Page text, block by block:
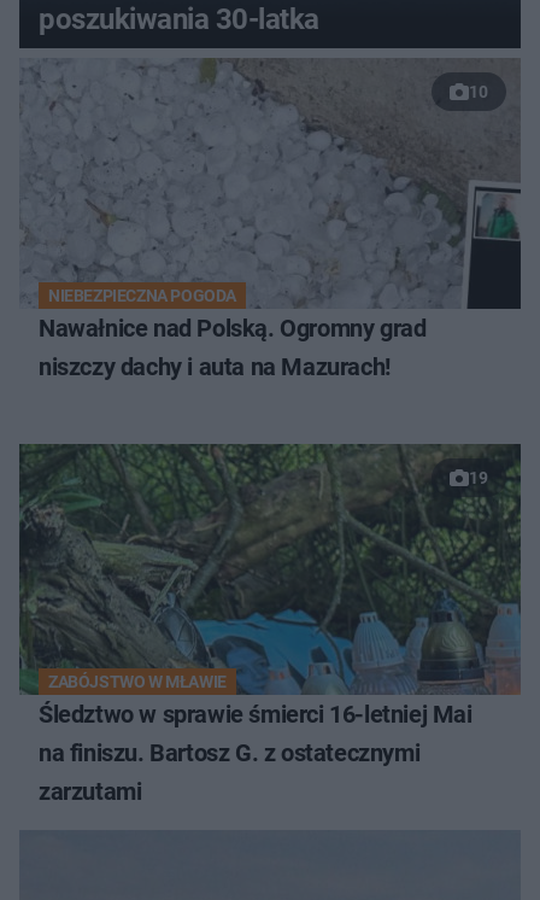
poszukiwania 30-latka
10
NIEBEZPIECZNA POGODA
Nawałnice nad Polską. Ogromny grad
niszczy dachy i auta na Mazurach!
19
ZABÓJSTWO W MŁAWIE
Śledztwo w sprawie śmierci 16-letniej Mai
na finiszu. Bartosz G. z ostatecznymi
zarzutami